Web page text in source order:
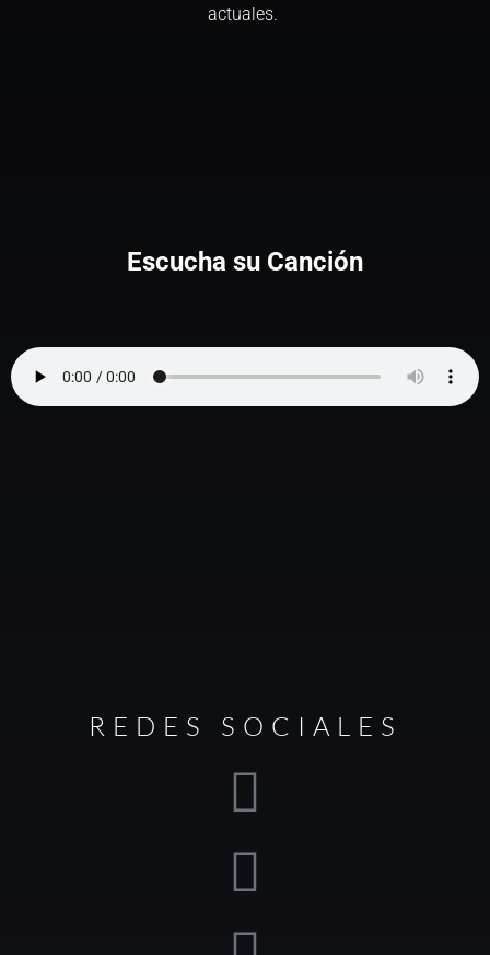
actuales.
Escucha su Canción
REDES SOCIALES